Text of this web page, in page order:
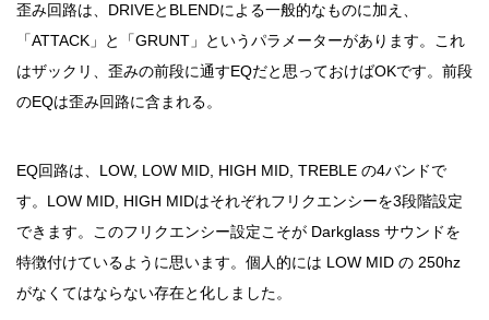
歪み回路は、DRIVEとBLENDによる一般的なものに加え、
「ATTACK」と「GRUNT」というパラメーターがあります。これ
はザックリ、歪みの前段に通すEQだと思っておけばOKです。前段
のEQは歪み回路に含まれる。
EQ回路は、LOW, LOW MID, HIGH MID, TREBLE の4バンドで
す。LOW MID, HIGH MIDはそれぞれフリクエンシーを3段階設定
できます。このフリクエンシー設定こそが Darkglass サウンドを
特徴付けているように思います。個人的には LOW MID の 250hz
がなくてはならない存在と化しました。